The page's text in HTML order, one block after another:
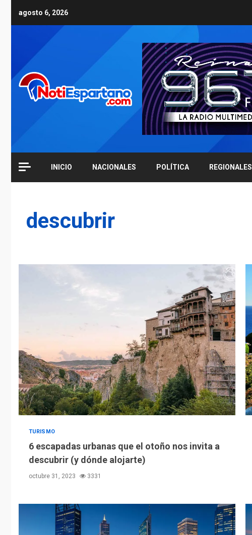
agosto 6, 2026
INICIO NACIONALES POLÍTICA REGIONALES
descubrir
TURISMO
6 escapadas urbanas que el otoño nos invita a
descubrir (y dónde alojarte)
octubre 31, 2023 3331